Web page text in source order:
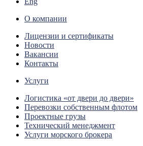
О компании
Лицензии и сертификаты
Новости
Вакансии
Контакты
Услуги
Логистика «от двери до двери»
Перевозки собственным флотом
Проектные грузы
Технический менеджмент
Услуги морского брокера